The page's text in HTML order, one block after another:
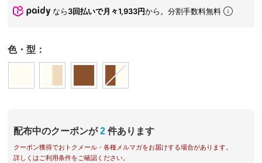
なら3回払いで月々1,933円から。分割手数料無料
色・型：
配布中のクーポンが 2 件あります
クーポン獲得でおトクメール・各種メルマガをお届けする場合があります。
詳しくはご利用条件をご確認ください。